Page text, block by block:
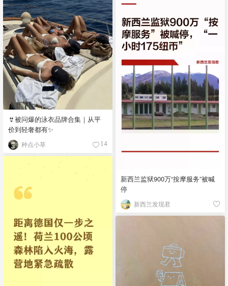
👙被问爆的泳衣品牌合集｜从平
价到轻奢都有✨
种点小草 14
新西兰监狱900万“按摩服务”被喊
停
新西兰发现君